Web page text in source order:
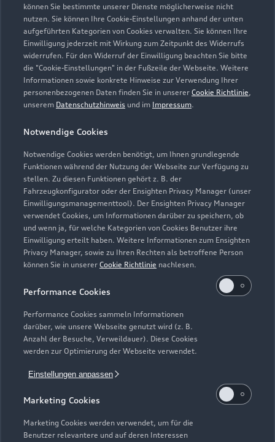
können Sie bestimmte unserer Dienste möglicherweise nicht
nutzen. Sie können Ihre Cookie-Einstellungen anhand der unten
aufgeführten Kategorien von Cookies verwalten. Sie können Ihre
Einwilligung jederzeit mit Wirkung zum Zeitpunkt des Widerrufs
widerrufen. Für den Widerruf der Einwilligung beachten Sie bitte
die "Cookie-Einstellungen" in der Fußzeile der Webseite. Weitere
Informationen sowie konkrete Hinweise zur Verwendung Ihrer
personenbezogenen Daten finden Sie in unserer Cookie Richtlinie,
unserem Datenschutzhinweis und im Impressum.
Notwendige Cookies
Notwendige Cookies werden benötigt, um Ihnen grundlegende
Funktionen während der Nutzung der Webseite zur Verfügung zu
stellen. Zu diesen Funktionen gehört z. B. der
Fahrzeugkonfigurator oder der Ensighten Privacy Manager (unser
Einwilligungsmanagementtool). Der Ensighten Privacy Manager
verwendet Cookies, um Informationen darüber zu speichern, ob
und wenn ja, für welche Kategorien von Cookies Benutzer ihre
Einwilligung erteilt haben. Weitere Informationen zum Ensighten
Privacy Manager, sowie zu Ihren Rechten als betroffene Person
können Sie in unserer Cookie Richtlinie nachlesen.
Performance Cookies
Performance Cookies sammeln Informationen
darüber, wie unsere Webseite genutzt wird (z. B.
Anzahl der Besuche, Verweildauer). Diese Cookies
werden zur Optimierung der Webseite verwendet.
Einstellungen anpassen
Marketing Cookies
Marketing Cookies werden verwendet, um für die
Benutzer relevantere und auf deren Interessen
Zur Inspektion
Zurück nach oben
Modelle
Elektromodelle
Plug-in-Hybride
Neuwagensuche
Gebrauchtwagensuche
Geschäftskunden
Service & Zubehör
Saisonale Angebote
Audi Services
Garantie
Audi digital services
Support
Audi Code
Über Audi
Unternehmen